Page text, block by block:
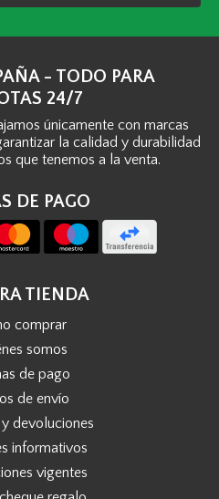
- TODO PARA
24/7
únicamente con marcas
la calidad y durabilidad
que tenemos a la venta.
DE PAGO
TIENDA
comprar
somos
de pago
de envío
devoluciones
informativos
vigentes